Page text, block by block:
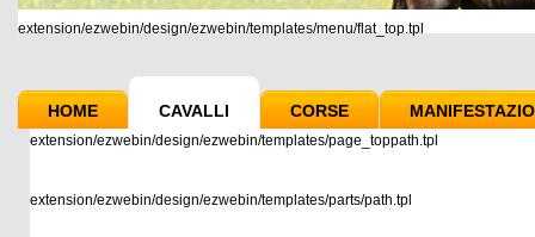
extension/ezwebin/design/ezwebin/templates/menu/flat_top.tpl
HOME CAVALLI CORSE
extension/ezwebin/design/ezwebin/templates/page_toppath.tpl
extension/ezwebin/design/ezwebin/templates/parts/path.tpl